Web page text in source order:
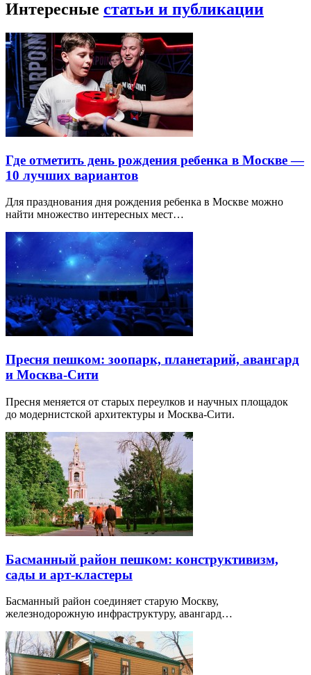
Интересныестатьи и публикации
Где отметить день рождения ребенка в Москве —
10 лучших вариантов
Для празднования дня рождения ребенка в Москве можно
найти множество интересных мест…
Пресня пешком: зоопарк, планетарий, авангард
и Москва-Сити
Пресня меняется от старых переулков и научных площадок
до модернистской архитектуры и Москва-Сити.